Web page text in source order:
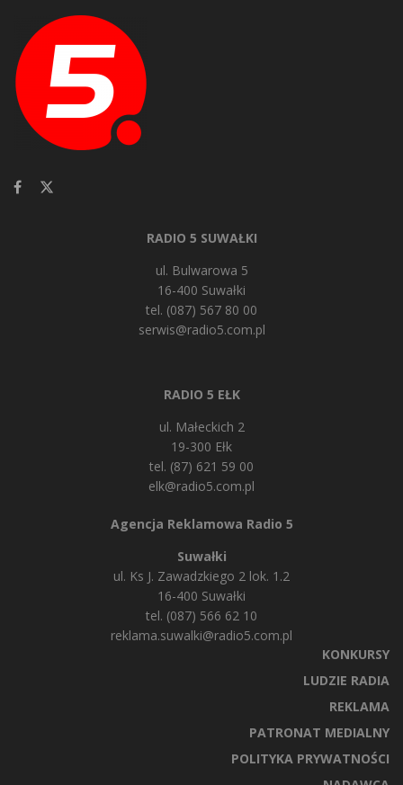
RADIO 5 SUWAŁKI
ul. Bulwarowa 5
16-400 Suwałki
tel. (087) 567 80 00
serwis@radio5.com.pl
RADIO 5 EŁK
ul. Małeckich 2
19-300 Ełk
tel. (87) 621 59 00
elk@radio5.com.pl
Agencja Reklamowa Radio 5
Suwałki
ul. Ks J. Zawadzkiego 2 lok. 1.2
16-400 Suwałki
tel. (087) 566 62 10
reklama.suwalki@radio5.com.pl
KONKURSY
LUDZIE RADIA
REKLAMA
PATRONAT MEDIALNY
POLITYKA PRYWATNOŚCI